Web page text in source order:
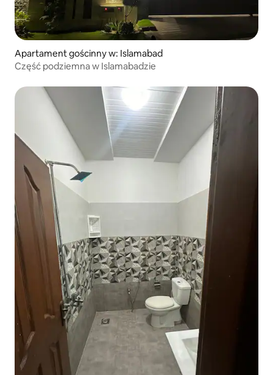
Apartament gościnny w: Islamabad
Część podziemna w Islamabadzie